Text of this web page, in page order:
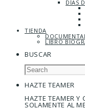
DÍAS
TIENDA
LIBRO
BUSCAR
HAZTE TEAMER
HAZTE TEAMER Y
SOLAMENTE AL